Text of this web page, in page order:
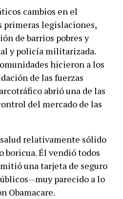
cambios en el
primeras legislaciones,
de barrios pobres y
y policía militarizada.
hicieron a los
de las fuerzas
abrió una de las
del mercado de las
relativamente sólido
Él vendió todos
una tarjeta de seguro
muy parecido a lo
Obamacare.